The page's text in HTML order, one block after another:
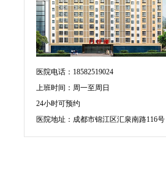
医院电话：18582519024
上班时间：周一至周日
24小时可预约
医院地址：成都市锦江区汇泉南路116号